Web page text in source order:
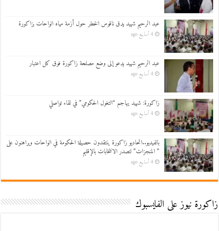
عبد الرحيم شهيد يدق ناقوس الخطر حول أزمة مياه الواحات بزاكورة
4 أسابيع ago
عبد الرحيم شهيد يدعو إلى وضع مصلحة زاكورة فوق كل اعتبار
4 أسابيع ago
زاكورة: شهيد يهاجم “التغول الحكومي” في لقاء تواصلي
4 أسابيع ago
بالفيديو..اتحاديو زاكورة ينتقدون حصيلة الحكومة في الواحات ويراهنون على
” المنجزات” لتصدر الانتخابات بالإقليم
4 أسابيع ago
زاكورة نيوز على الفايسبوك